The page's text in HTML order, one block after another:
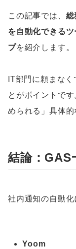
この記事では、 総
を自動化できる
プを紹介します。
IT部門に頼まな
とがポイントで
められる」具体的
結論：GAS
社内通知の自動化
Yoom